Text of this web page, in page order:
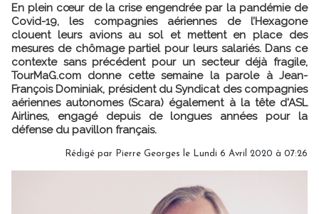
En plein cœur de la crise engendrée par la pandémie de
Covid-19, les compagnies aériennes de l’Hexagone
clouent leurs avions au sol et mettent en place des
mesures de chômage partiel pour leurs salariés. Dans ce
contexte sans précédent pour un secteur déjà fragile,
TourMaG.com donne cette semaine la parole à Jean-
François Dominiak, président du Syndicat des compagnies
aériennes autonomes (Scara) également à la tête d'ASL
Airlines, engagé depuis de longues années pour la
défense du pavillon français.
Rédigé par Pierre Georges le Lundi 6 Avril 2020 à 07:26